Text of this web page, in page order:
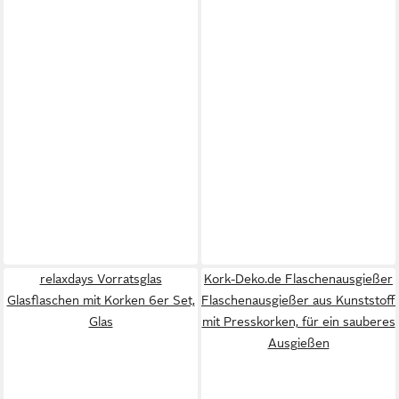
relaxdays Vorratsglas
Glasflaschen mit Korken 6er Set,
Glas
Kork-Deko.de Flaschenausgießer
Flaschenausgießer aus Kunststoff
mit Presskorken, für ein sauberes
Ausgießen